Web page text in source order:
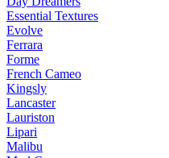
Essential Textures
Evolve
Ferrara
Forme
French Cameo
Kingsly
Lancaster
Lauriston
Lipari
Malibu